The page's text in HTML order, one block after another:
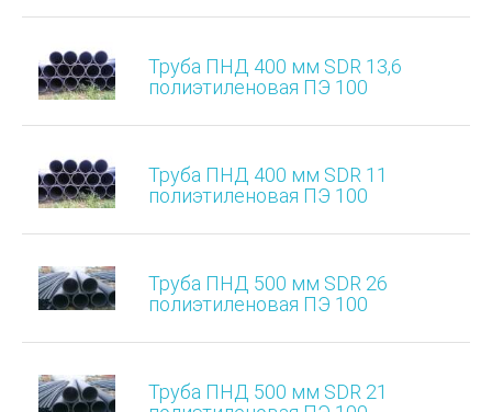
Труба ПНД 400 мм SDR 13,6
полиэтиленовая ПЭ 100
Труба ПНД 400 мм SDR 11
полиэтиленовая ПЭ 100
Труба ПНД 500 мм SDR 26
полиэтиленовая ПЭ 100
Труба ПНД 500 мм SDR 21